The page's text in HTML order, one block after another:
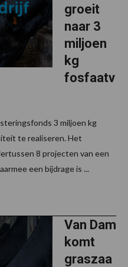
groeit
naar 3
miljoen
kg
fosfaatv
3 miljoen kg
te realiseren. Het
8 projecten van een
een bijdrage is ...
Van Dam
komt
graszaa